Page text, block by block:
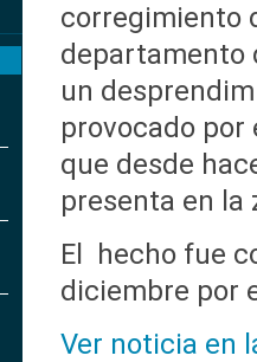
corregimiento
departamento
un
provocado
que desde
presenta en la
El hecho fue
diciembre por
Ver noticia en